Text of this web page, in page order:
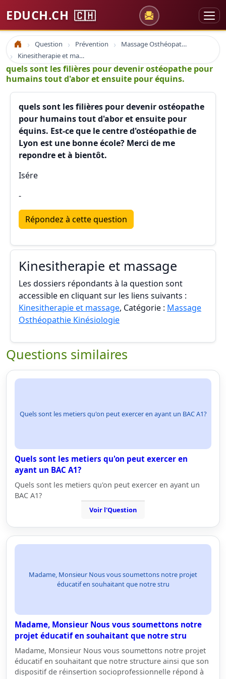
EDUCH.CH 🇨🇭
Accueil Question Prévention
Massage Osthéopathie Kinésiologie
Kinesitherapie et massage
quels sont les filières pour devenir ostéopathe pour
humains tout d'abor et ensuite pour équins.
quels sont les filières pour devenir ostéopathe
pour humains tout d'abor et ensuite pour
équins. Est-ce que le centre d'ostéopathie de
Lyon est une bonne école? Merci de me
repondre et à bientôt.
Isére
-
Répondez à cette question
Kinesitherapie et massage
Les dossiers répondants à la question sont
accessible en cliquant sur les liens suivants :
Kinesitherapie et massage, Catégorie : Massage
Osthéopathie Kinésiologie
Questions similaires
Quels sont les metiers qu'on peut exercer en ayant un BAC A1?
Quels sont les metiers qu'on peut exercer en
ayant un BAC A1?
Quels sont les metiers qu'on peut exercer en ayant un
BAC A1?
Voir l'Question
Madame, Monsieur Nous vous soumettons notre projet
éducatif en souhaitant que notre stru
Madame, Monsieur Nous vous soumettons notre
projet éducatif en souhaitant que notre stru
Madame, Monsieur Nous vous soumettons notre projet
éducatif en souhaitant que notre structure ainsi que son
dispositif de réinsertion socioprofessionnelle répond à